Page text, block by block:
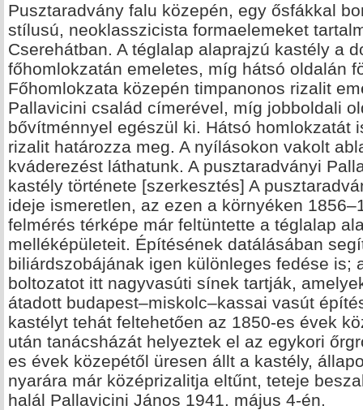
Pusztaradvány falu közepén, egy ősfákkal
stílusú, neoklasszicista formaelemeket
Cserehátban. A téglalap alaprajzú kastély a
főhomlokzatán emeletes, míg hátsó oldalán
Főhomlokzata közepén timpanonos rizalit
Pallavicini család címerével, míg jobboldali
bővítménnyel egészül ki. Hátsó homlokzatát
rizalit határozza meg. A nyílásokon vakolt
kváderezést láthatunk. A pusztaradványi
kastély története [szerkesztés] A
ideje ismeretlen, az ezen a környéken
felmérés térképe már feltüntette a téglalap
melléképületeit. Építésének datálásában
biliárdszobájának igen különleges fedése is;
boltozatot itt nagyvasúti sínek tartják,
átadott budapest–miskolc–kassai vasút
kastélyt tehát feltehetően az 1850-es évek
után tanácsházát helyeztek el az egykori
es évek közepétől üresen állt a kastély,
nyarára már középrizalitja eltűnt, teteje
halál Pallavicini János 1941. május 4-én.